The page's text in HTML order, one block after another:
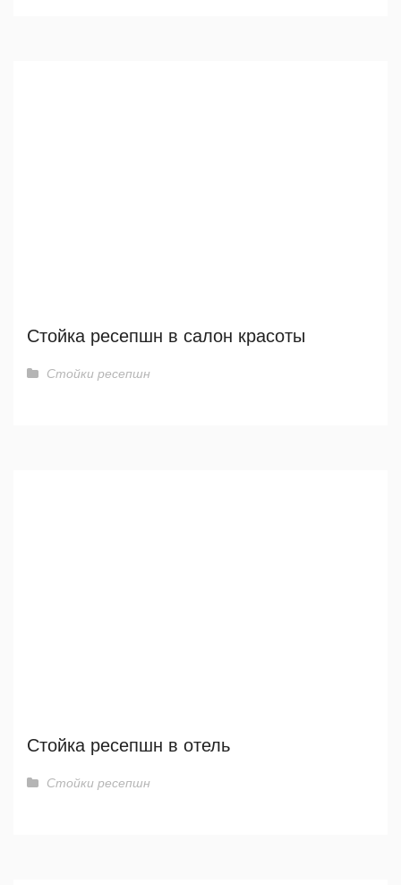
Стойка ресепшн в салон красоты
Стойки ресепшн
Стойка ресепшн в отель
Стойки ресепшн